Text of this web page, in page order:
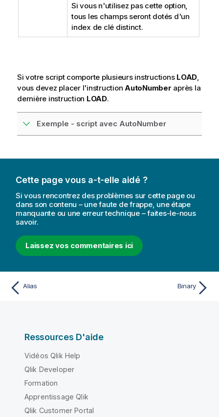
Si vous n'utilisez pas cette option,
tous les champs seront dotés d'un
index de clé distinct.
Si votre script comporte plusieurs instructions LOAD
vous devez placer l'instruction AutoNumber après la
dernière instruction LOAD.
Exemple - script avec AutoNumber
Cette page vous a-t-elle aidé ?
Si vous rencontrez des problèmes sur cette page ou
dans son contenu – une faute de frappe, une étape
manquante ou une erreur technique – faites-le-nous
savoir.
Laissez vos commentaires ici
Alias Binary
Ressources D'aide
Vidéos Qlik Help
Qlik Developer
Formation
Apprentissage Qlik
Qlik Customer Portal